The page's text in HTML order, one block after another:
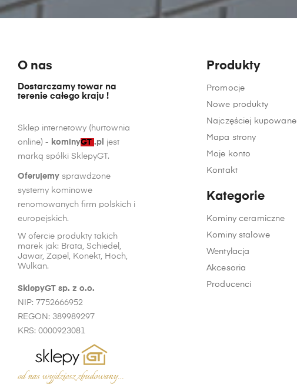
O nas
Dostarczamy towar na
terenie całego kraju !
Sklep internetowy (hurtownia
online) - kominyGT .pl
jest
marką spółki SklepyGT.
Oferujemy sprawdzone
systemy kominowe
renomowanych firm polskich i
europejskich.
W ofercie produkty takich
marek jak: Brata, Schiedel,
Jawar, Zapel, Konekt, Hoch,
Wulkan.
SklepyGT sp. z o.o.
NIP: 7752666952
REGON: 389989297
KRS: 0000923081
Produkty
Promocje
Nowe produkty
Najczęściej kupowane
Mapa strony
Moje konto
Kontakt
Kategorie
Kominy ceramiczne
Kominy stalowe
Wentylacja
Akcesoria
Producenci